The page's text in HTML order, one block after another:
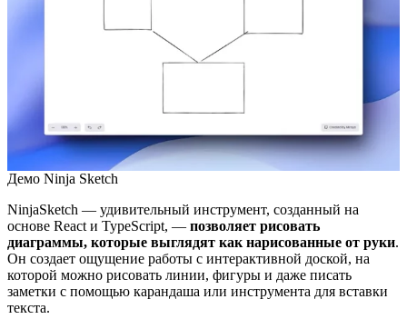
Демо Ninja Sketch
NinjaSketch — удивительный инструмент, созданный на
основе React и TypeScript, — позволяет рисовать
диаграммы, которые выглядят как нарисованные от руки.
Он создает ощущение работы с интерактивной доской, на
которой можно рисовать линии, фигуры и даже писать
заметки с помощью карандаша или инструмента для вставки
текста.